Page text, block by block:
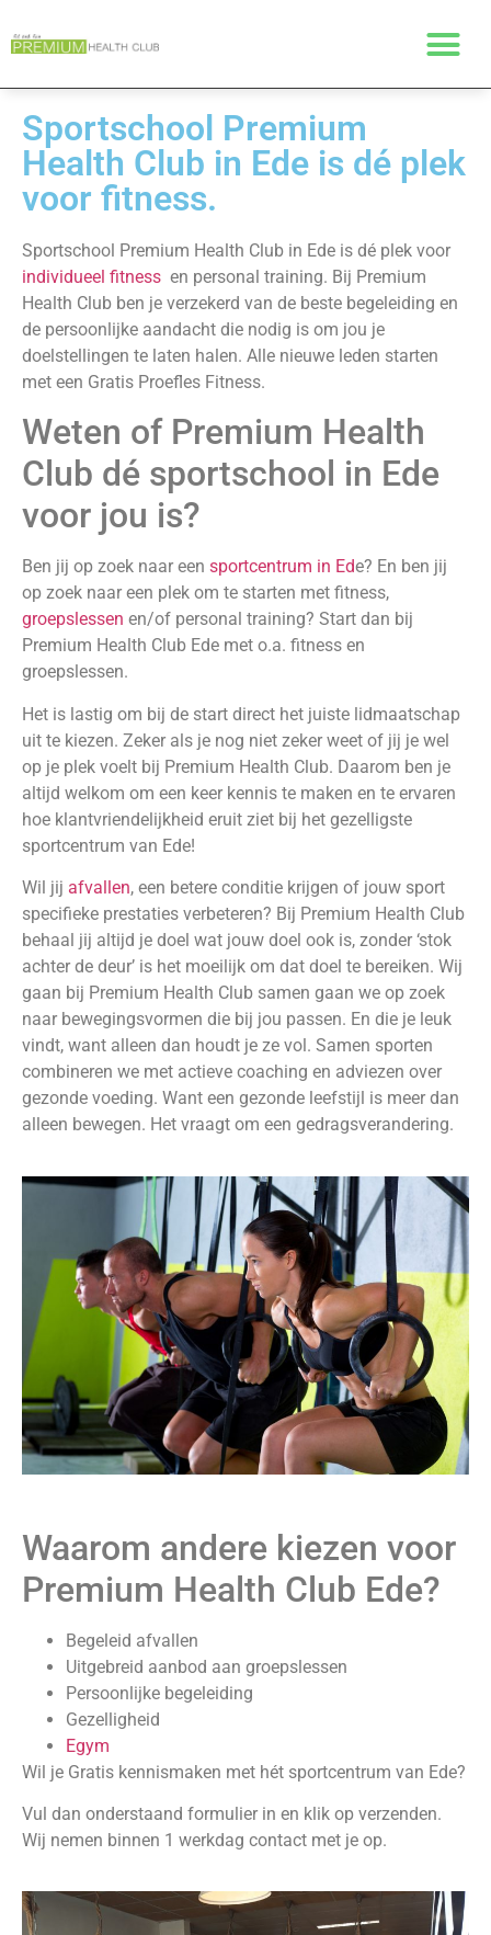
Sportschool Premium
Health Club in Ede is dé plek
voor fitness.
Sportschool Premium Health Club in Ede is dé plek voor
individueel fitness en personal training. Bij Premium
Health Club ben je verzekerd van de beste begeleiding en
de persoonlijke aandacht die nodig is om jou je
doelstellingen te laten halen. Alle nieuwe leden starten
met een Gratis Proefles Fitness.
Weten of Premium Health
Club dé sportschool in Ede
voor jou is?
Ben jij op zoek naar een sportcentrum in Ede? En ben jij
op zoek naar een plek om te starten met fitness,
groepslessen en/of personal training? Start dan bij
Premium Health Club Ede met o.a. fitness en
groepslessen.
Het is lastig om bij de start direct het juiste lidmaatschap
uit te kiezen. Zeker als je nog niet zeker weet of jij je wel
op je plek voelt bij Premium Health Club. Daarom ben je
altijd welkom om een keer kennis te maken en te ervaren
hoe klantvriendelijkheid eruit ziet bij het gezelligste
sportcentrum van Ede!
Wil jij afvallen, een betere conditie krijgen of jouw sport
specifieke prestaties verbeteren? Bij Premium Health Club
behaal jij altijd je doel wat jouw doel ook is, zonder ‘stok
achter de deur’ is het moeilijk om dat doel te bereiken. Wij
gaan bij Premium Health Club samen gaan we op zoek
naar bewegingsvormen die bij jou passen. En die je leuk
vindt, want alleen dan houdt je ze vol. Samen sporten
combineren we met actieve coaching en adviezen over
gezonde voeding. Want een gezonde leefstijl is meer dan
alleen bewegen. Het vraagt om een gedragsverandering.
Waarom andere kiezen voor
Premium Health Club Ede?
Begeleid afvallen
Uitgebreid aanbod aan groepslessen
Persoonlijke begeleiding
Gezelligheid
Egym
Wil je Gratis kennismaken met hét sportcentrum van Ede?
Vul dan onderstaand formulier in en klik op verzenden.
Wij nemen binnen 1 werkdag contact met je op.